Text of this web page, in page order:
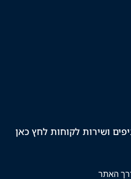
ושירות לקוחות לחץ כאן